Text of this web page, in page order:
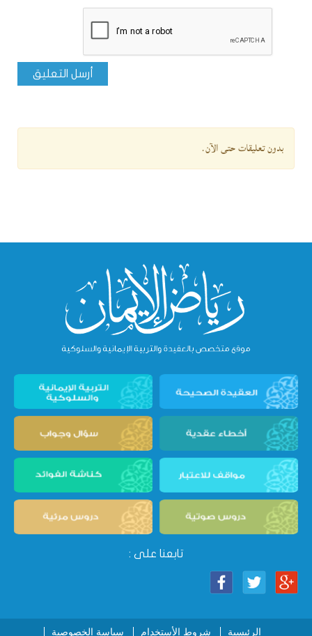
أرسل التعليق
بدون تعليقات حتى الآن.
تابعنا على :
الرئيسية شروط الأستخدام سياسة الخصوصية